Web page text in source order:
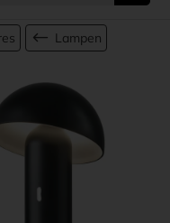
Lampen